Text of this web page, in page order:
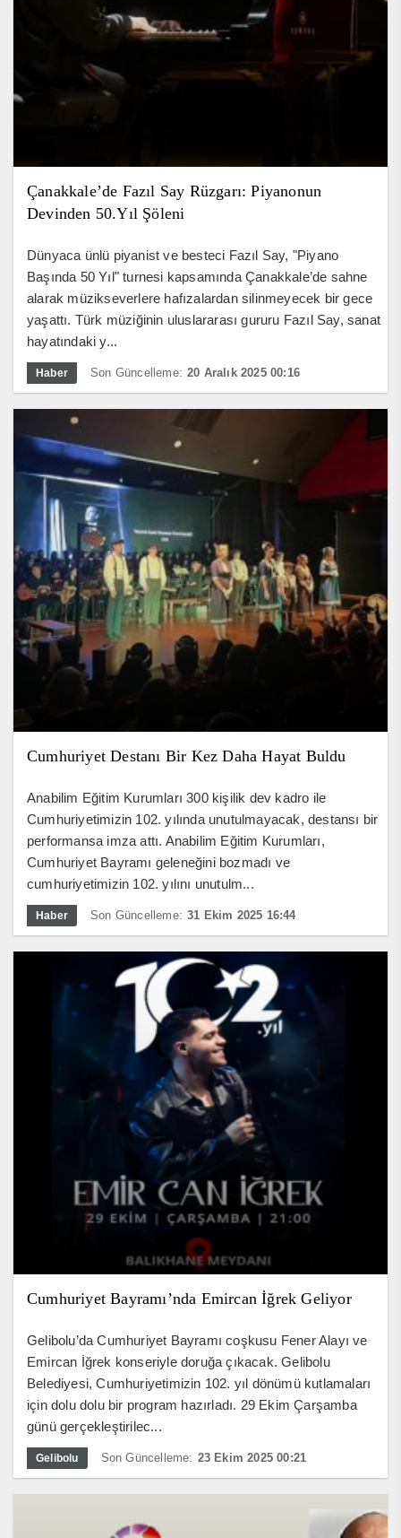
Çanakkale’de Fazıl Say Rüzgarı: Piyanonun
Devinden 50.Yıl Şöleni
Dünyaca ünlü piyanist ve besteci Fazıl Say, "Piyano
Başında 50 Yıl" turnesi kapsamında Çanakkale’de sahne
alarak müzikseverlere hafızalardan silinmeyecek bir gece
yaşattı. Türk müziğinin uluslararası gururu Fazıl Say, sanat
hayatındaki y...
Haber Son Güncelleme: 20 Aralık 2025 00:16
Cumhuriyet Destanı Bir Kez Daha Hayat Buldu
Anabilim Eğitim Kurumları 300 kişilik dev kadro ile
Cumhuriyetimizin 102. yılında unutulmayacak, destansı bir
performansa imza attı. Anabilim Eğitim Kurumları,
Cumhuriyet Bayramı geleneğini bozmadı ve
cumhuriyetimizin 102. yılını unutulm...
Haber Son Güncelleme: 31 Ekim 2025 16:44
Cumhuriyet Bayramı’nda Emircan İğrek Geliyor
Gelibolu’da Cumhuriyet Bayramı coşkusu Fener Alayı ve
Emircan İğrek konseriyle doruğa çıkacak. Gelibolu
Belediyesi, Cumhuriyetimizin 102. yıl dönümü kutlamaları
için dolu dolu bir program hazırladı. 29 Ekim Çarşamba
günü gerçekleştirilec...
Gelibolu Son Güncelleme: 23 Ekim 2025 00:21